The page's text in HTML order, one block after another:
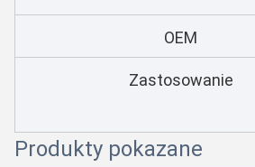
OEM
Zastosowanie
Produkty pokazane